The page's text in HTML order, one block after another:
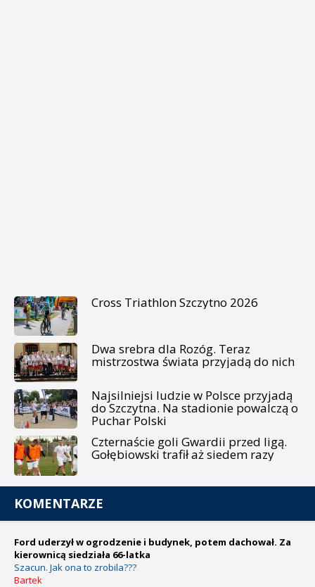
Cross Triathlon Szczytno 2026
Dwa srebra dla Rozóg. Teraz
mistrzostwa świata przyjadą do nich
Najsilniejsi ludzie w Polsce przyjadą
do Szczytna. Na stadionie powalczą o
Puchar Polski
Czternaście goli Gwardii przed ligą.
Gołębiowski trafił aż siedem razy
KOMENTARZE
Ford uderzył w ogrodzenie i budynek, potem dachował. Za
kierownicą siedziała 66-latka
Szacun. Jak ona to zrobila???
Bartek